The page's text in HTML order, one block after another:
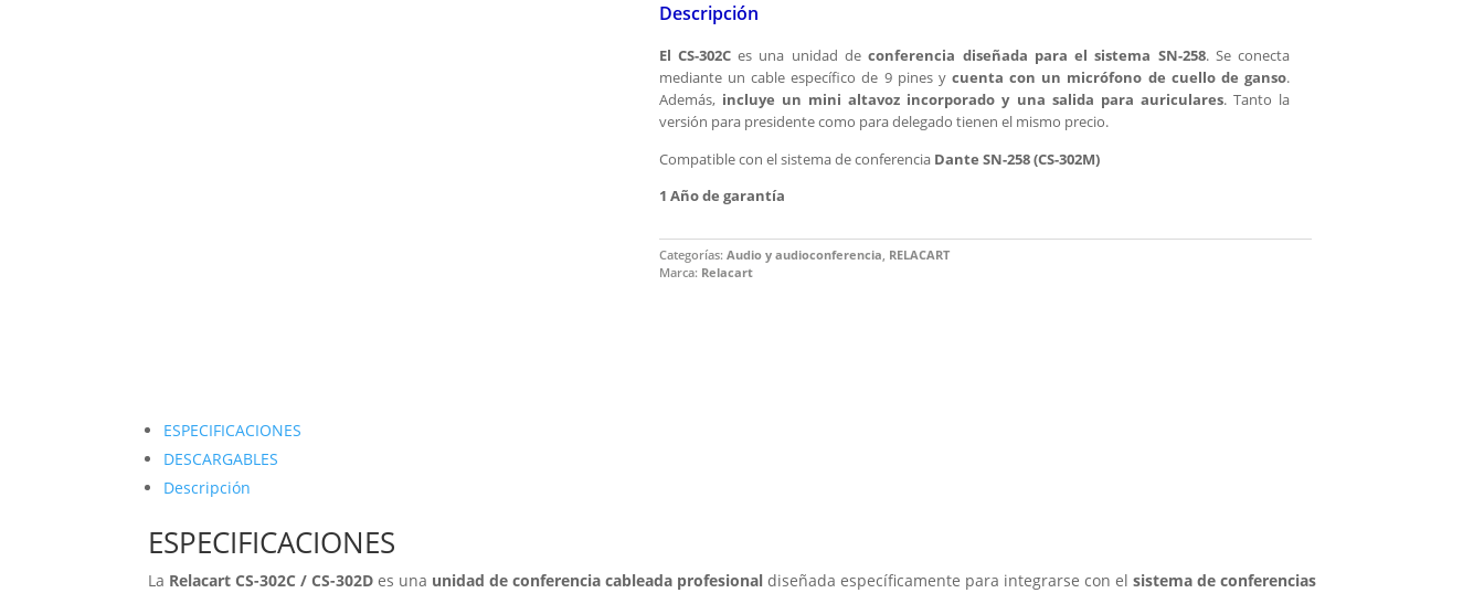
Descripción
El CS-302Ces una unidad deconferencia diseñada para el sistema SN-258. Se conecta
mediante un cable específico de 9 pines y cuenta con un micrófono de cuello de ganso.
Además, incluye un mini altavoz incorporado y una salida para auriculares. Tanto la
versión para presidente como para delegado tienen el mismo precio.
Compatible con el sistema de conferenciaDante SN-258 (CS-302M)
1 Año de garantía
Categorías: Audio y audioconferencia RELACART
Marca: Relacart
ESPECIFICACIONES
DESCARGABLES
Descripción
ESPECIFICACIONES
La Relacart CS-302C / CS-302D es una unidad de conferencia cableada profesional diseñada específicamente para integrarse con elsistema de conferencias